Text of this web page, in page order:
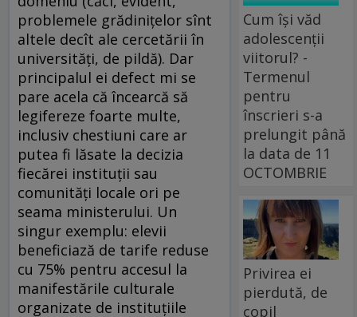
problemele grădiniţelor sînt
altele decît ale cercetării în
universităţi, de pildă). Dar
principalul ei defect mi se
pare acela că încearcă să
legifereze foarte multe,
inclusiv chestiuni care ar
putea fi lăsate la decizia
fiecărei instituţii sau
comunităţi locale ori pe
seama ministerului. Un
singur exemplu: elevii
beneficiază de tarife reduse
cu 75% pentru accesul la
manifestările culturale
organizate de instituţiile
Cum își văd
adolescenții
viitorul? -
Termenul
pentru
înscrieri s-a
prelungit până
la data de 11
OCTOMBRIE
Privirea ei
pierdută, de
copil